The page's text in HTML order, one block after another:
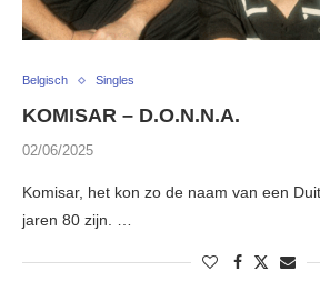
Belgisch Singles
KOMISAR – D.O.N.N.A.
02/06/2025
Komisar, het kon zo de naam van een
jaren 80 zijn. …